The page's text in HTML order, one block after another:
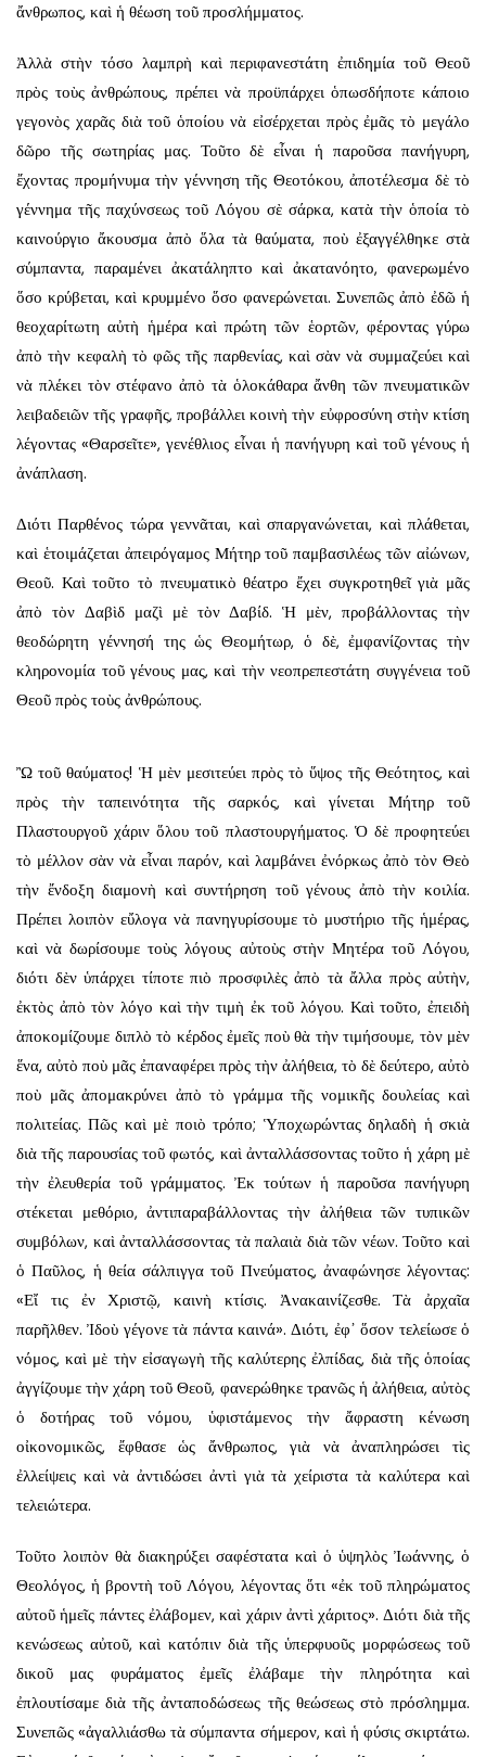
ἄνθρωπος, καὶ ἡ θέωση τοῦ προσλήμματος.
Ἀλλὰ στὴν τόσο λαμπρὴ καὶ περιφανεστάτη ἐπιδημία τοῦ Θεοῦ
πρὸς τοὺς ἀνθρώπους, πρέπει νὰ προϋπάρχει ὁπωσδήποτε κάποιο
γεγονὸς χαρᾶς διὰ τοῦ ὁποίου νὰ εἰσέρχεται πρὸς ἐμᾶς τὸ μεγάλο
δῶρο τῆς σωτηρίας μας. Τοῦτο δὲ εἶναι ἡ παροῦσα πανήγυρη,
ἔχοντας προμήνυμα τὴν γέννηση τῆς Θεοτόκου, ἀποτέλεσμα δὲ τὸ
γέννημα τῆς παχύνσεως τοῦ Λόγου σὲ σάρκα, κατὰ τὴν ὁποία τὸ
καινούργιο ἄκουσμα ἀπὸ ὅλα τὰ θαύματα, ποὺ ἐξαγγέλθηκε στὰ
σύμπαντα, παραμένει ἀκατάληπτο καὶ ἀκατανόητο, φανερωμένο
ὅσο κρύβεται, καὶ κρυμμένο ὅσο φανερώνεται. Συνεπῶς ἀπὸ ἐδῶ ἡ
θεοχαρίτωτη αὐτὴ ἡμέρα καὶ πρώτη τῶν ἑορτῶν, φέροντας γύρω
ἀπὸ τὴν κεφαλὴ τὸ φῶς τῆς παρθενίας, καὶ σὰν νὰ συμμαζεύει καὶ
νὰ πλέκει τὸν στέφανο ἀπὸ τὰ ὁλοκάθαρα ἄνθη τῶν πνευματικῶν
λειβαδειῶν τῆς γραφῆς, προβάλλει κοινὴ τὴν εὐφροσύνη στὴν κτίση
λέγοντας «Θαρσεῖτε», γενέθλιος εἶναι ἡ πανήγυρη καὶ τοῦ γένους ἡ
ἀνάπλαση.
Διότι Παρθένος τώρα γεννᾶται, καὶ σπαργανώνεται, καὶ πλάθεται,
καὶ ἑτοιμάζεται ἀπειρόγαμος Μήτηρ τοῦ παμβασιλέως τῶν αἰώνων,
Θεοῦ. Καὶ τοῦτο τὸ πνευματικὸ θέατρο ἔχει συγκροτηθεῖ γιὰ μᾶς
ἀπὸ τὸν Δαβὶδ μαζὶ μὲ τὸν Δαβίδ. Ἡ μὲν, προβάλλοντας τὴν
θεοδώρητη γέννησή της ὡς Θεομήτωρ, ὁ δὲ, ἐμφανίζοντας τὴν
κληρονομία τοῦ γένους μας, καὶ τὴν νεοπρεπεστάτη συγγένεια τοῦ
Θεοῦ πρὸς τοὺς ἀνθρώπους.
Ὢ τοῦ θαύματος! Ἡ μὲν μεσιτεύει πρὸς τὸ ὕψος τῆς Θεότητος, καὶ
πρὸς τὴν ταπεινότητα τῆς σαρκός, καὶ γίνεται Μήτηρ τοῦ
Πλαστουργοῦ χάριν ὅλου τοῦ πλαστουργήματος. Ὁ δὲ προφητεύει
τὸ μέλλον σὰν νὰ εἶναι παρόν, καὶ λαμβάνει ἐνόρκως ἀπὸ τὸν Θεὸ
τὴν ἔνδοξη διαμονὴ καὶ συντήρηση τοῦ γένους ἀπὸ τὴν κοιλία.
Πρέπει λοιπὸν εὔλογα νὰ πανηγυρίσουμε τὸ μυστήριο τῆς ἡμέρας,
καὶ νὰ δωρίσουμε τοὺς λόγους αὐτοὺς στὴν Μητέρα τοῦ Λόγου,
διότι δὲν ὑπάρχει τίποτε πιὸ προσφιλὲς ἀπὸ τὰ ἄλλα πρὸς αὐτὴν,
ἐκτὸς ἀπὸ τὸν λόγο καὶ τὴν τιμὴ ἐκ τοῦ λόγου. Καὶ τοῦτο, ἐπειδὴ
ἀποκομίζουμε διπλὸ τὸ κέρδος ἐμεῖς ποὺ θὰ τὴν τιμήσουμε, τὸν μὲν
ἕνα, αὐτὸ ποὺ μᾶς ἐπαναφέρει πρὸς τὴν ἀλήθεια, τὸ δὲ δεύτερο, αὐτὸ
ποὺ μᾶς ἀπομακρύνει ἀπὸ τὸ γράμμα τῆς νομικῆς δουλείας καὶ
πολιτείας. Πῶς καὶ μὲ ποιὸ τρόπο; Ὑποχωρώντας δηλαδὴ ἡ σκιὰ
διὰ τῆς παρουσίας τοῦ φωτός, καὶ ἀνταλλάσσοντας τοῦτο ἡ χάρη μὲ
τὴν ἐλευθερία τοῦ γράμματος. Ἐκ τούτων ἡ παροῦσα πανήγυρη
στέκεται μεθόριο, ἀντιπαραβάλλοντας τὴν ἀλήθεια τῶν τυπικῶν
συμβόλων, καὶ ἀνταλλάσσοντας τὰ παλαιὰ διὰ τῶν νέων. Τοῦτο καὶ
ὁ Παῦλος, ἡ θεία σάλπιγγα τοῦ Πνεύματος, ἀναφώνησε λέγοντας:
«Εἴ τις ἐν Χριστῷ, καινὴ κτίσις. Ἀνακαινίζεσθε. Τὰ ἀρχαῖα
παρῆλθεν. Ἰδοὺ γέγονε τὰ πάντα καινά». Διότι, ἐφ᾿ ὅσον τελείωσε ὁ
νόμος, καὶ μὲ τὴν εἰσαγωγὴ τῆς καλύτερης ἐλπίδας, διὰ τῆς ὁποίας
ἀγγίζουμε τὴν χάρη τοῦ Θεοῦ, φανερώθηκε τρανῶς ἡ ἀλήθεια, αὐτὸς
ὁ δοτήρας τοῦ νόμου, ὑφιστάμενος τὴν ἄφραστη κένωση
οἰκονομικῶς, ἔφθασε ὡς ἄνθρωπος, γιὰ νὰ ἀναπληρώσει τὶς
ἐλλείψεις καὶ νὰ ἀντιδώσει ἀντὶ γιὰ τὰ χείριστα τὰ καλύτερα καὶ
τελειώτερα.
Τοῦτο λοιπὸν θὰ διακηρύξει σαφέστατα καὶ ὁ ὑψηλὸς Ἰωάννης, ὁ
Θεολόγος, ἡ βροντὴ τοῦ Λόγου, λέγοντας ὅτι «ἐκ τοῦ πληρώματος
αὐτοῦ ἡμεῖς πάντες ἐλάβομεν, καὶ χάριν ἀντὶ χάριτος». Διότι διὰ τῆς
κενώσεως αὐτοῦ, καὶ κατόπιν διὰ τῆς ὑπερφυοῦς μορφώσεως τοῦ
δικοῦ μας φυράματος ἐμεῖς ἐλάβαμε τὴν πληρότητα καὶ
ἐπλουτίσαμε διὰ τῆς ἀνταποδώσεως τῆς θεώσεως στὸ πρόσλημμα.
Συνεπῶς «ἀγαλλιάσθω τὰ σύμπαντα σήμερον, καὶ ἡ φύσις σκιρτάτω.